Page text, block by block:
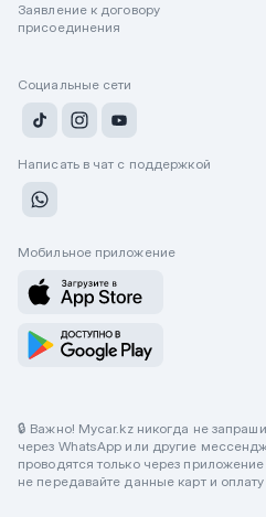
Заявление к договору
присоединения
Социальные сети
Написать в чат с поддержкой
Мобильное приложение
🔒 Важно! Mycar.kz никогда не
через WhatsApp или другие
проводятся только через
не передавайте данные карт и